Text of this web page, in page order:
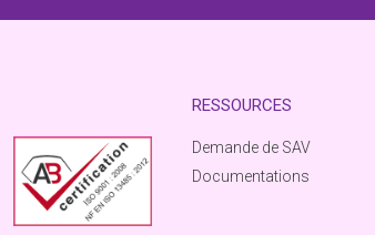
RESSOURCES
Demande de SAV
Documentations